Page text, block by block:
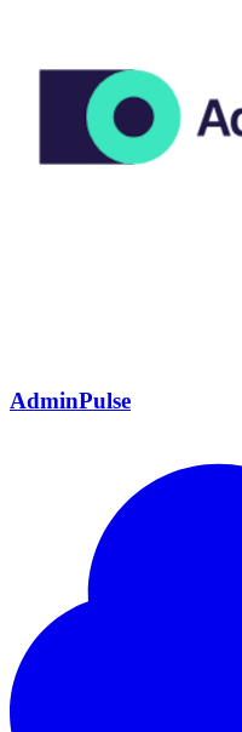
AdminPulse